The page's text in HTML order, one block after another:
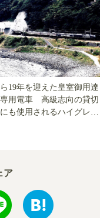
19年を迎えた皇室御用達
用電車 高級志向の貸切
も使用されるハイグレー
ア